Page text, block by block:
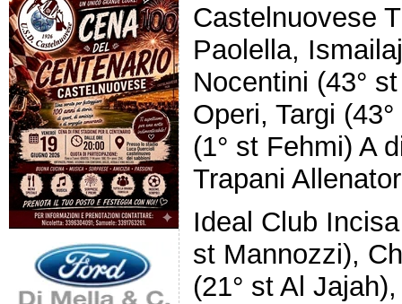
Castelnuovese
Paolella,
Nocentini (43°
Operi, Targi
(1° st Fehmi) A
Trapani
Ideal Club
st Mannozzi),
(21° st Al